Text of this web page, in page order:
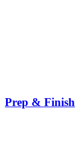
Prep & Finish